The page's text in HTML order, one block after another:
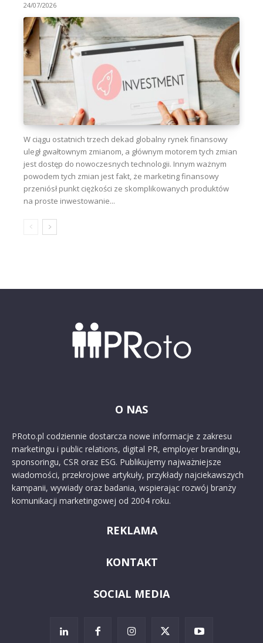
24/07/2026
W ciągu ostatnich trzech dekad globalny rynek finansowy
uległ gwałtownym zmianom, a głównym motorem tych zmian
jest dostęp do nowoczesnych technologii. Innym ważnym
powodem tych zmian jest fakt, że marketing finansowy
przeniósł punkt ciężkości ze skomplikowanych produktów
na proste inwestowanie...
O NAS
PRoto.pl codziennie dostarcza nowe informacje z zakresu
marketingu i public relations, digital PR, employer brandingu,
sponsoringu, CSR oraz ESG. Publikujemy najważniejsze
wiadomości, przekrojowe artykuły, przykłady najciekawszych
kampanii, wywiady oraz badania, wspierając rozwój branży
komunikacji marketingowej od 2004 roku.
REKLAMA
KONTAKT
SOCIAL MEDIA